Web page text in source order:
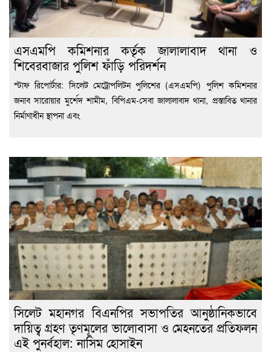
এসএমপি কমিশনার কর্তৃক জালালাবাদ থানা ও
শিবেরবাজার পুলিশ ফাঁড়ি পরিদর্শন
স্টাফ রিপোর্টার: সিলেট মেট্রোপলিটন পুলিশের (এসএমপি) পুলিশ কমিশনার
জনাব সারোয়ার মুর্শেদ শামীম, বিপিএম-সেবা জালালাবাদ থানা, প্রস্তাবিত থানার
নির্মাণাধীন স্থাপনা এবং
সিলেট মহানগর বিএনপির সভাপতির আনুষ্ঠানিকভাবে
দায়িত্ব গ্রহণ তৃণমূলের ভালোবাসা ও মেহনতের প্রতিফলন
এই পুনর্বহাল: নাসিম হোসাইন